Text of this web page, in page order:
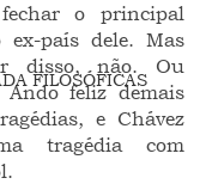
FILOSÓFICAS
o principal
país dele. Mas
disso, não. Ou
Ando feliz demais
e Chávez
tragédia com